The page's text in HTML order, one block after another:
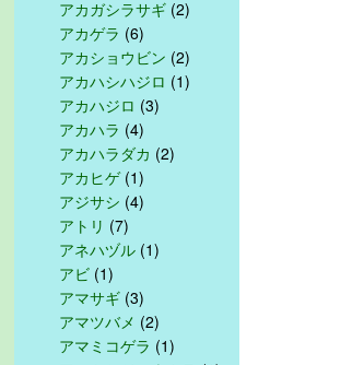
アカガシラサギ (2)
アカゲラ (6)
アカショウビン (2)
アカハシハジロ (1)
アカハジロ (3)
アカハラ (4)
アカハラダカ (2)
アカヒゲ(1)
アジサシ (4)
アトリ (7)
アネハヅル (1)
アビ (1)
アマサギ (3)
アマツバメ (2)
アマミコゲラ (1)